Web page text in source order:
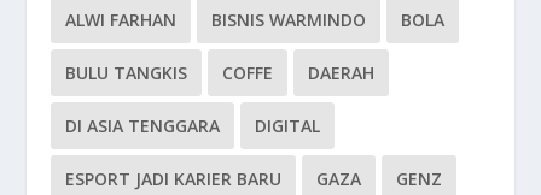
ALWI FARHAN BISNIS WARMINDO BOLA
BULU TANGKIS COFFE DAERAH
DI ASIA TENGGARA DIGITAL
ESPORT JADI KARIER BARU GAZA GENZ